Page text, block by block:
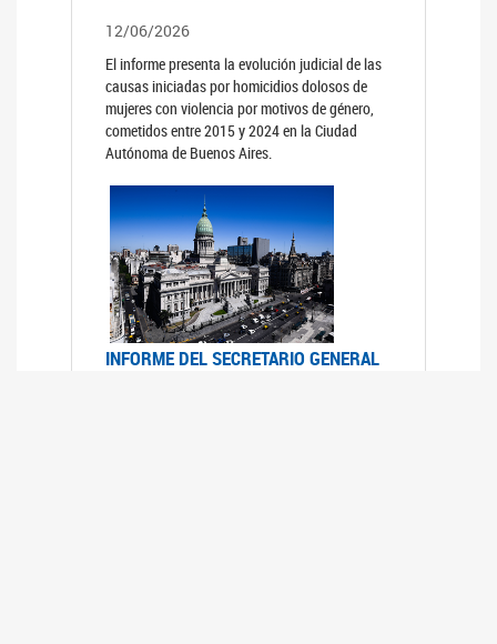
12/06/2026
El informe presenta la evolución judicial de las
causas iniciadas por homicidios dolosos de
mujeres con violencia por motivos de género,
cometidos entre 2015 y 2024 en la Ciudad
Autónoma de Buenos Aires.
INFORME DEL SECRETARIO GENERAL